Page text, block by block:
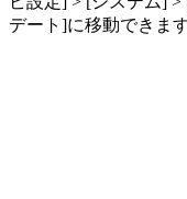
デート]に移動できます